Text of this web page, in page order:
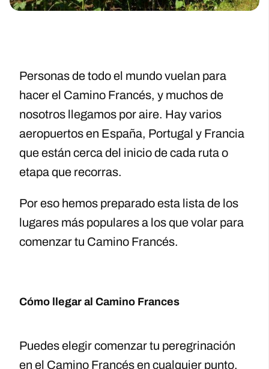
Personas de todo el mundo vuelan para
hacer el Camino Francés, y muchos de
nosotros llegamos por aire. Hay varios
aeropuertos en España, Portugal y Francia
que están cerca del inicio de cada ruta o
etapa que recorras.
Por eso hemos preparado esta lista de los
lugares más populares a los que volar para
comenzar tu Camino Francés.
Cómo llegar al Camino Frances
Puedes elegir comenzar tu peregrinación
en el Camino Francés en cualquier punto,